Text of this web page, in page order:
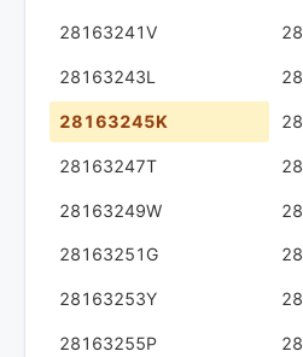
28163241V
28163243L
28163245K
28163247T
28163249W
28163251G
28163253Y
28163255P